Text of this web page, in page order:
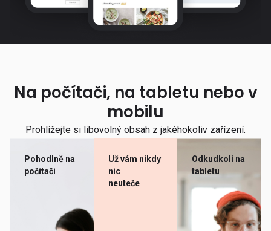
Na počítači, na tabletu nebo v
mobilu
Prohlížejte si libovolný obsah z jakéhokoliv zařízení.
Pohodlně na
počítači
Už vám nikdy
nic
neuteče
Odkudkoli na
tabletu